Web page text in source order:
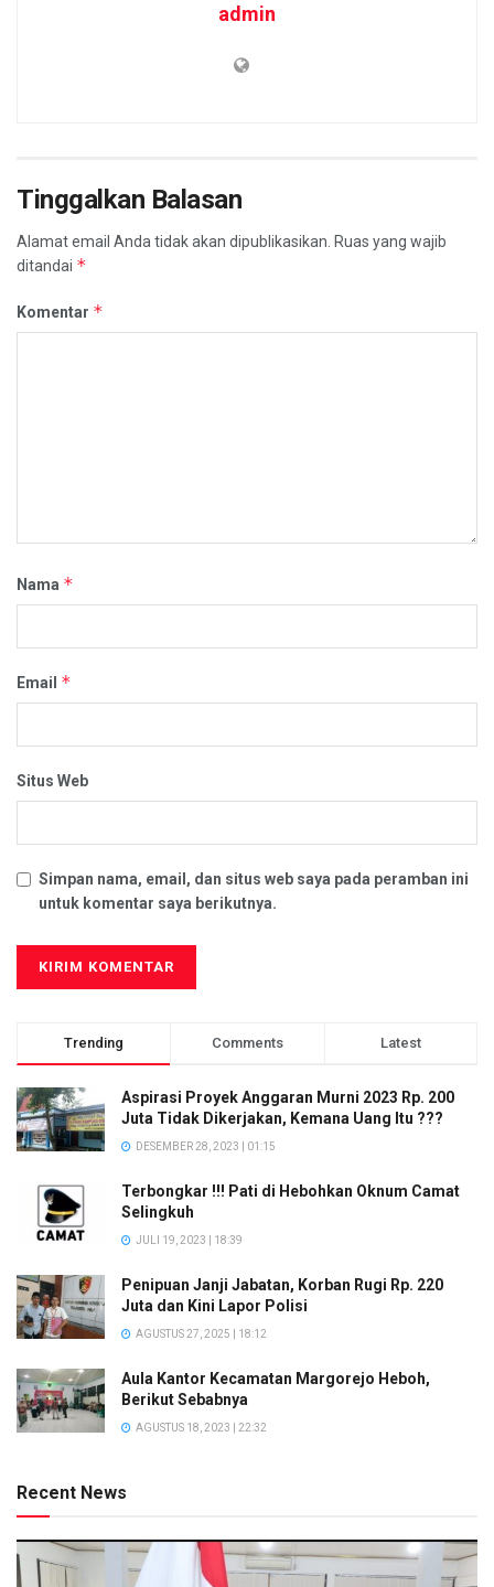
admin
Tinggalkan Balasan
Alamat email Anda tidak akan dipublikasikan. Ruas yang wajib
ditandai *
Komentar *
Nama *
Email *
Situs Web
Simpan nama, email, dan situs web saya pada peramban ini
untuk komentar saya berikutnya.
Trending Comments Latest
Aspirasi Proyek Anggaran Murni 2023 Rp. 200
Juta Tidak Dikerjakan, Kemana Uang Itu ???
DESEMBER 28, 2023 | 01:15
Terbongkar !!! Pati di Hebohkan Oknum Camat
Selingkuh
JULI 19, 2023 | 18:39
Penipuan Janji Jabatan, Korban Rugi Rp. 220
Juta dan Kini Lapor Polisi
AGUSTUS 27, 2025 | 18:12
Aula Kantor Kecamatan Margorejo Heboh,
Berikut Sebabnya
AGUSTUS 18, 2023 | 22:32
Recent News